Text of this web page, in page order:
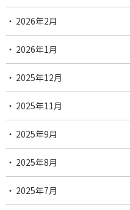
2026年2月
2026年1月
2025年12月
2025年11月
2025年9月
2025年8月
2025年7月